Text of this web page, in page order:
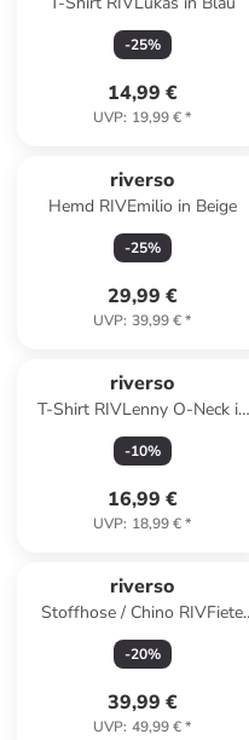
-25%
14,99 €
UVP: 19,99 €*
riverso
Hemd RIVEmilio in Beige
-25%
29,99 €
UVP: 39,99 €*
riverso
T-Shirt RIVLenny O-Neck in
Grau
-10%
16,99 €
UVP: 18,99 €*
riverso
Stoffhose / Chino RIVFiete
regular/straight in Schwarz
-20%
39,99 €
UVP: 49,99 €*